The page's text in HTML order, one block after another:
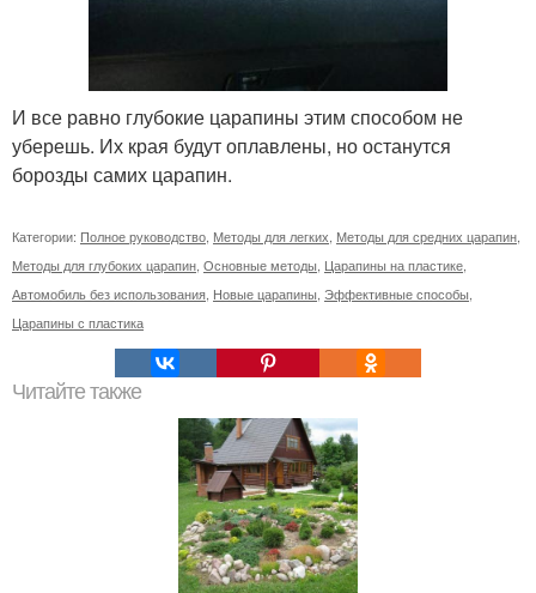
И все равно глубокие царапины этим способом не
уберешь. Их края будут оплавлены, но останутся
борозды самих царапин.
Категории: Полное руководство Методы для легких Методы для средних царапин
Методы для глубоких царапин Основные методы Царапины на пластике
Автомобиль без использования Новые царапины Эффективные способы
Царапины с пластика
Читайте также